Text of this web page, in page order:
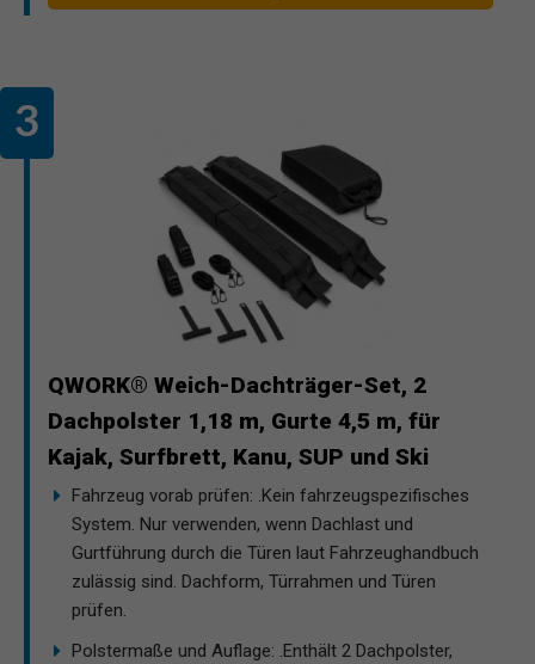
QWORK® Weich-Dachträger-Set, 2
Dachpolster 1,18 m, Gurte 4,5 m, für
Kajak, Surfbrett, Kanu, SUP und Ski
Fahrzeug vorab prüfen: .Kein fahrzeugspezifisches
System. Nur verwenden, wenn Dachlast und
Gurtführung durch die Türen laut Fahrzeughandbuch
zulässig sind. Dachform, Türrahmen und Türen
prüfen.
Polstermaße und Auflage: .Enthält 2 Dachpolster,